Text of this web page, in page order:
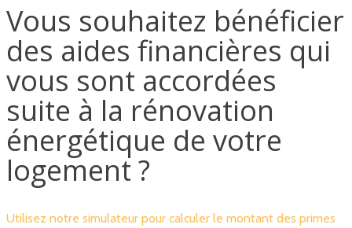
Vous souhaitez bénéficier
des aides financières qui
vous sont accordées
suite à la rénovation
énergétique de votre
logement ?
Utilisez notre simulateur pour calculer le montant des primes